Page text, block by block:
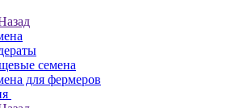
семена
для фермеров